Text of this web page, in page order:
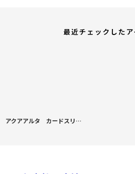
最近チェックしたア
アクアアルタ カードスリーブ 藤原書記 C